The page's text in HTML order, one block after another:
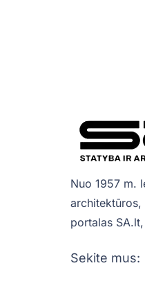
Nuo 1957 m.
portalas
Sekite mus: